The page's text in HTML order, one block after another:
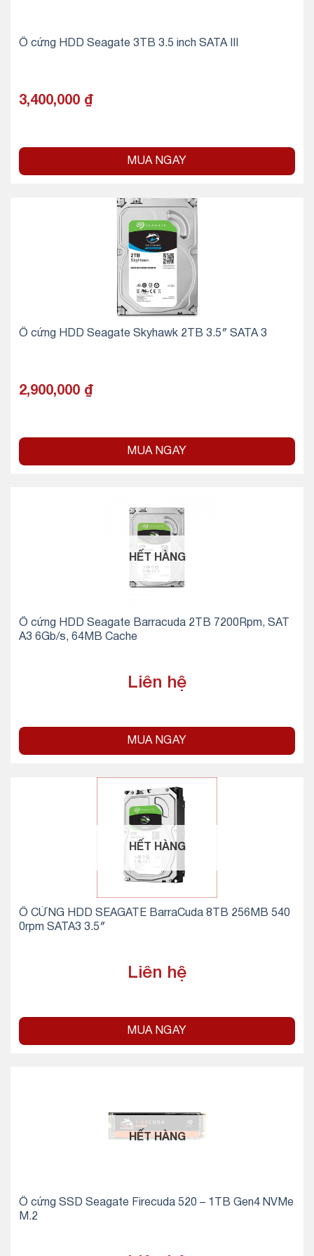
Ổ cứng HDD Seagate 3TB 3.5 inch SATA III
3,400,000 ₫
MUA NGAY
Ổ cứng HDD Seagate Skyhawk 2TB 3.5″ SATA 3
2,900,000 ₫
MUA NGAY
HẾT HÀNG
Ổ cứng HDD Seagate Barracuda 2TB 7200Rpm, SAT
A3 6Gb/s, 64MB Cache
Liên hệ
MUA NGAY
HẾT HÀNG
Ổ CỨNG HDD SEAGATE BarraCuda 8TB 256MB 540
0rpm SATA3 3.5″
Liên hệ
MUA NGAY
HẾT HÀNG
Ổ cứng SSD Seagate Firecuda 520 – 1TB Gen4 NVMe
M.2